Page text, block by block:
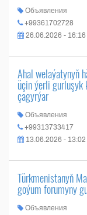
Объявления
+99361702728
26.06.2026 - 16:16
Ahal welaýatynyň
üçin ýerli gurluşyk
çagyrýar
Объявления
+99313733417
13.06.2026 - 13:02
Türkmenistanyň
goýum forumyny
Объявления